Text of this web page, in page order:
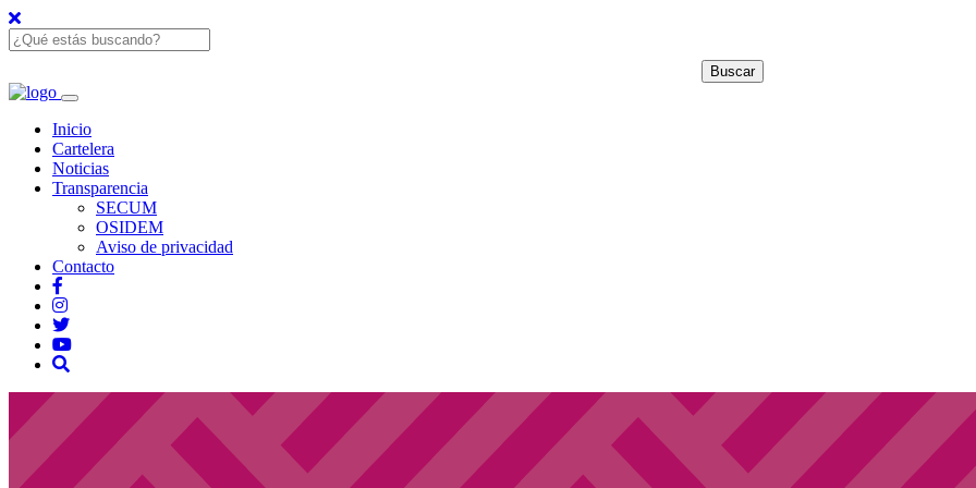
Inicio
Cartelera
Noticias
Transparencia
SECUM
OSIDEM
Aviso de privacidad
Contacto